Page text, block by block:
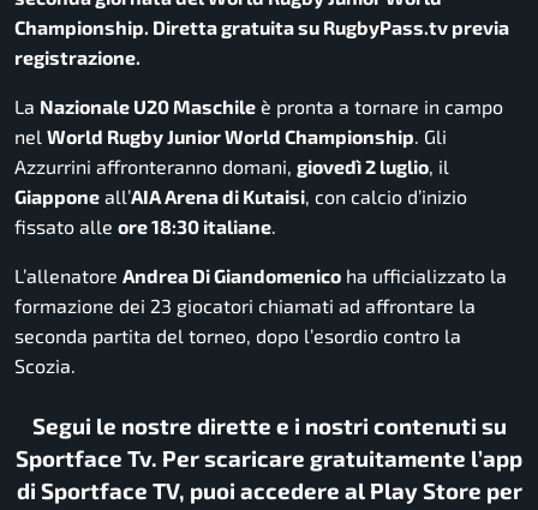
Championship. Diretta gratuita su RugbyPass.tv previa
registrazione.
La Nazionale U20 Maschile è pronta a tornare in campo
nel World Rugby Junior World Championship. Gli
Azzurrini affronteranno domani, giovedì 2 luglio, il
Giappone all’AIA Arena di Kutaisi, con calcio d’inizio
fissato alle ore 18:30 italiane.
L’allenatore Andrea Di Giandomenico ha ufficializzato la
formazione dei 23 giocatori chiamati ad affrontare la
seconda partita del torneo, dopo l’esordio contro la
Scozia.
Segui le nostre dirette e i nostri contenuti su
Sportface Tv. Per scaricare gratuitamente l’app
di Sportface TV, puoi accedere al Play Store per